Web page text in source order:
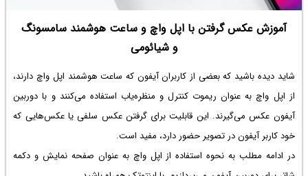
آموزش عکس گرفتن با اپل واچ و ساعت هوشمند سامسونگ
و شیائومی
شاید دیده باشید که بعضی از کاربران آیفون که ساعت هوشمند اپل واچ دارند،
از اپل واچ به عنوان ریموت کنترل و منظره‌یاب استفاده می‌کنند و با دوربین
آیفون عکس می‌گیرند. این قابلیت برای گرفتن عکس سلفی یا عکس‌هایی که
خود کاربر آیفون در تصویر حضور دارد، مفید است.
در ادامه مطلب به نحوه استفاده از اپل واچ به عنوان صفحه نمایش و دکمه